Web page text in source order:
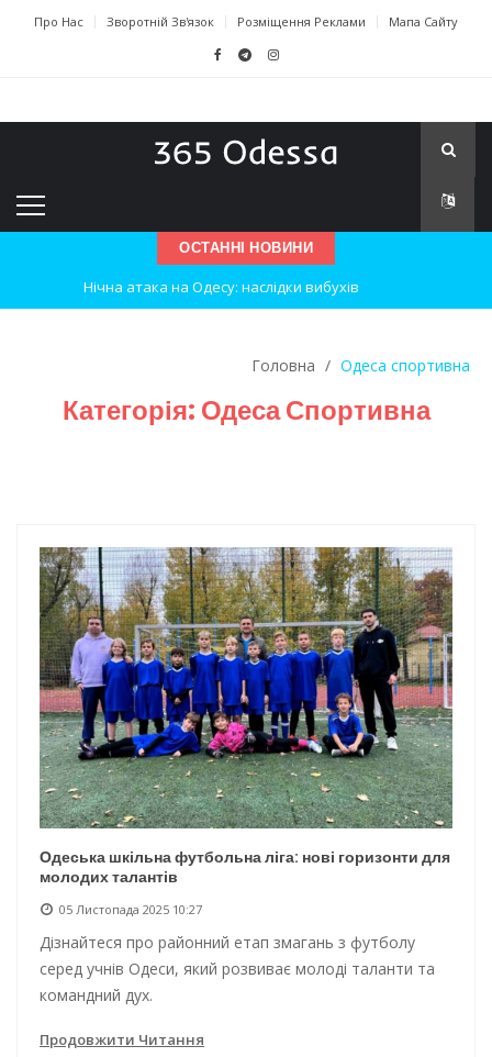
Про Нас Зворотній Зв'язок Розміщення Реклами Мапа Сайту
ОСТАННІ НОВИНИ
Нічна атака на Одесу: наслідки вибухів
Інновації в техніці: Воркшоп для юних винахідників
Успіхи одеситів на європейському чемпіонаті з карате
Нічна атака на Одесу: наслідки обстрілу
Енергетична підтримка для Одеси
Водопостачання в Одесі: нові локації для підвезення води
Головна / Одеса спортивна
Категорія: Одеса Спортивна
Одеська шкільна футбольна ліга: нові горизонти для
молодих талантів
05 Листопада 2025 10:27
Дізнайтеся про районний етап змагань з футболу
серед учнів Одеси, який розвиває молоді таланти та
командний дух.
Продовжити Читання